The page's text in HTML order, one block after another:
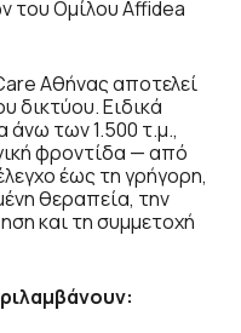
του Ομίλου Affidea
Αθήνας αποτελεί
δικτύου. Ειδικά
άνω των 1.500 τ.μ.,
φροντίδα — από
έως τη γρήγορη,
θεραπεία, την
και τη συμμετοχή